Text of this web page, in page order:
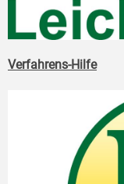
Verfahrens-Hilfe